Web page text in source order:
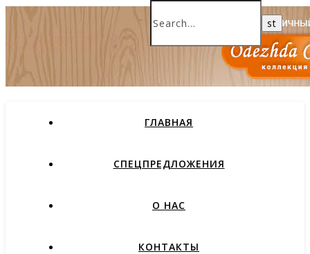
ГЛАВНАЯ
СПЕЦПРЕДЛОЖЕНИЯ
О НАС
КОНТАКТЫ